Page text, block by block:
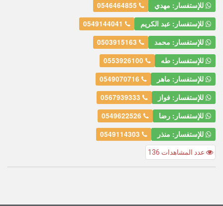
للإستفسار: مهدي
للإستفسار: عبد الكريم
للإستفسار: محمد
للإستفسار: طه
للإستفسار: ماهر
للإستفسار: فواز
للإستفسار: رضا
للإستفسار: منذر
عدد المشاهدات 136